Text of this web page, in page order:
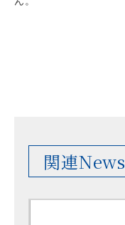
関連News